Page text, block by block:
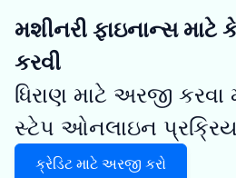
મશીનરી ફાઇનાન્સ માટે
કરવી
ધિરાણ માટે અરજી
સ્ટેપ ઓનલાઇન
ક્રેડિટ માટે અરજી કરો